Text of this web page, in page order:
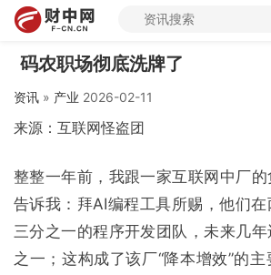
码农职场彻底洗牌了
资讯 » 产业 2026-02-11
来源：互联网怪盗团
整整一年前，我跟一家互联网中厂
告诉我：拜AI编程工具所赐，他们
三分之一的程序开发团队，未来几
之一；这构成了该厂“降本增效”的